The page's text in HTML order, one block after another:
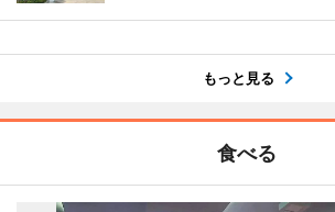
もっと見る
食べる